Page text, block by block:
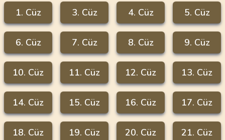
1. Cüz 3. Cüz 4. Cüz 5. Cüz
6. Cüz 7. Cüz 8. Cüz 9. Cüz
10. Cüz 11. Cüz 12. Cüz 13. Cüz
14. Cüz 15. Cüz 16. Cüz 17. Cüz
18. Cüz 19. Cüz 20. Cüz 21. Cüz